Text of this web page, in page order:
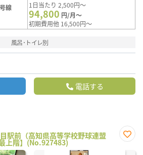
線
1日当たり 2,500円～
94,800 円/月～
初期費用他 16,500円～
風呂･トイレ別
電話する
駅前（高知県高等学校野球連盟
上階】(No.927483)